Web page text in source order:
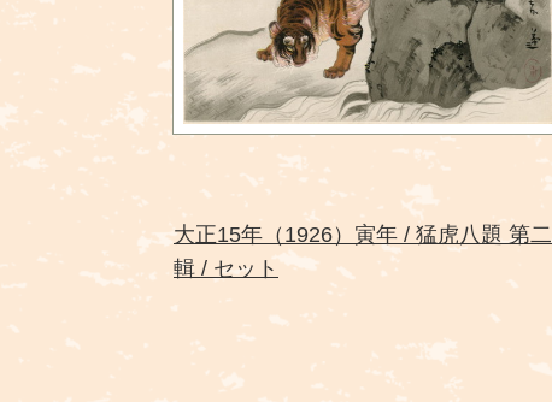
大正15年（1926）寅年
猛虎八題 第二
輯
セット